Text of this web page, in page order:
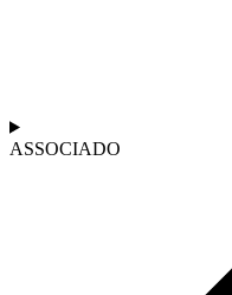
ASSOCIADO